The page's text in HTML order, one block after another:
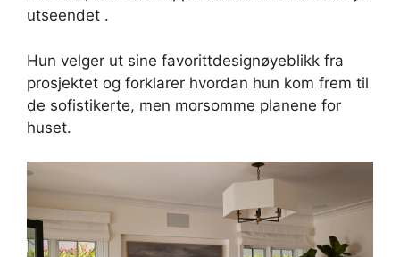
utseendet .
Hun velger ut sine favorittdesignøyeblikk fra
prosjektet og forklarer hvordan hun kom frem til
de sofistikerte, men morsomme planene for
huset.